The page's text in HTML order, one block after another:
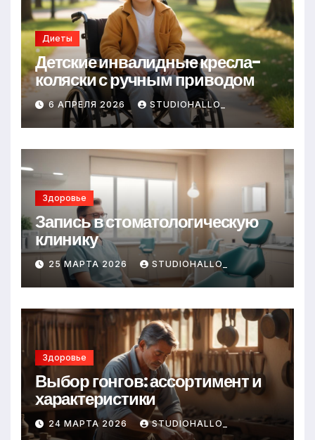
Диеты
Детские инвалидные кресла-
коляски с ручным приводом
6 АПРЕЛЯ 2026 STUDIOHALLO_
Здоровье
Запись в стоматологическую
клинику
25 МАРТА 2026 STUDIOHALLO_
Здоровье
Выбор гонгов: ассортимент и
характеристики
24 МАРТА 2026 STUDIOHALLO_